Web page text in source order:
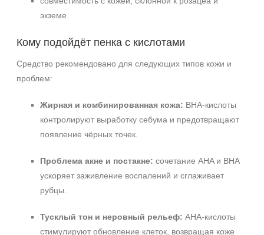
экземе.
Кому подойдёт пенка с кислотами
Средство рекомендовано для следующих типов кожи и
проблем:
Жирная и комбинированная кожа: BHA-кислоты
контролируют выработку себума и предотвращают
появление чёрных точек.
Проблема акне и постакне: сочетание AHA и BHA
ускоряет заживление воспалений и сглаживает
рубцы.
Тусклый тон и неровный рельеф: AHA-кислоты
стимулируют обновление клеток, возвращая коже